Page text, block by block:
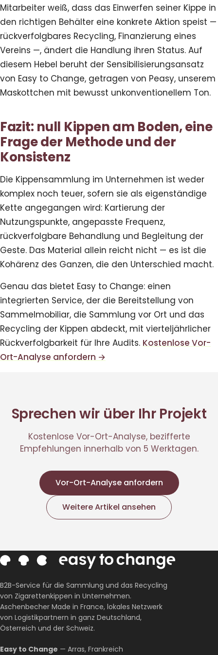
Mitarbeiter weiß, dass das Einwerfen seiner Kippe in
den richtigen Behälter eine konkrete Aktion speist —
rückverfolgbares Recycling, Finanzierung eines
Vereins —, ändert die Handlung ihren Status. Auf
diesem Hebel beruht der Sensibilisierungsansatz
von Easy to Change, getragen von Peasy, unserem
Maskottchen mit bewusst unkonventionellem Ton.
Fazit: null Kippen am Boden, eine
Frage der Methode und der
Konsistenz
Die Kippensammlung im Unternehmen ist weder
komplex noch teuer, sofern sie als eigenständige
Kette angegangen wird: Kartierung der
Nutzungspunkte, angepasste Frequenz,
rückverfolgbare Behandlung und Begleitung der
Geste. Das Material allein reicht nicht — es ist die
Kohärenz des Ganzen, die den Unterschied macht.
Genau das bietet Easy to Change: einen
integrierten Service, der die Bereitstellung von
Sammelmobiliar, die Sammlung vor Ort und das
Recycling der Kippen abdeckt, mit vierteljährlicher
Rückverfolgbarkeit für Ihre Audits. Kostenlose Vor-
Ort-Analyse anfordern →
Sprechen wir über Ihr Projekt
Kostenlose Vor-Ort-Analyse, bezifferte
Empfehlungen innerhalb von 5 Werktagen.
Vor-Ort-Analyse anfordern
Weitere Artikel ansehen
B2B-Service für die Sammlung und das Recycling
von Zigarettenkippen in Unternehmen.
Aschenbecher Made in France, lokales Netzwerk
von Logistikpartnern in ganz Deutschland,
Österreich und der Schweiz.
Easy to Change — Arras, Frankreich